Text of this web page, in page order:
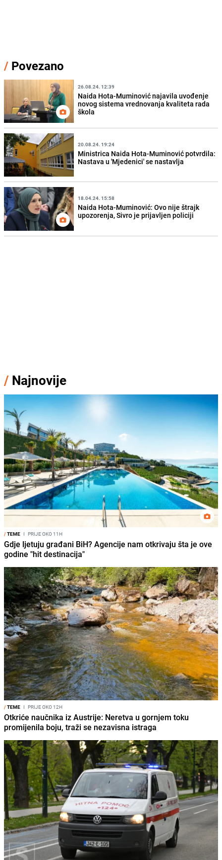
/ Povezano
26.08.24. 12:39
Naida Hota-Muminović najavila uvođenje
novog sistema vrednovanja kvaliteta rada
škola
20.08.24. 19:24
Ministrica Naida Hota-Muminović potvrdila:
Nastava u 'Mjedenici' se nastavlja
18.04.24. 15:58
Naida Hota-Muminović: Ovo nije štrajk
upozorenja, Sivro je prijavljen policiji
/ Najnovije
/TEME I PRIJE OKO 11H
Gdje ljetuju građani BiH? Agencije nam otkrivaju šta je ove
godine "hit destinacija"
/TEME I PRIJE OKO 12H
Otkriće naučnika iz Austrije: Neretva u gornjem toku
promijenila boju, traži se nezavisna istraga